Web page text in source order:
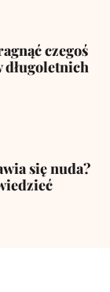
czegoś
długoletnich
się nuda?